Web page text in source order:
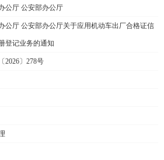
公厅 公安部办公厅
公厅 公安部办公厅关于应用机动车出厂合格证信
登记业务的通知
2026〕278号